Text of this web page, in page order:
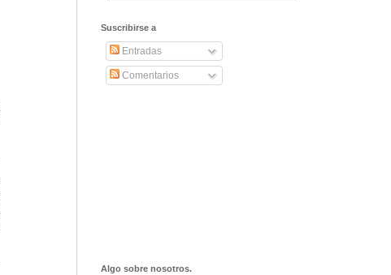
Suscribirse a
Entradas
Comentarios
Algo sobre nosotros.